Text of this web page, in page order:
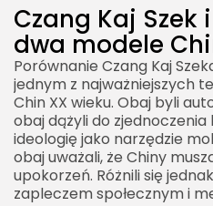
Czang Kaj Szek
dwa modele
Porównanie Czang Kaj
jednym z najważniejszych
Chin XX wieku. Obaj byli
obaj dążyli do
ideologię jako narzędzie
obaj uważali, że Chiny
upokorzeń. Różnili się
zapleczem społecznym i